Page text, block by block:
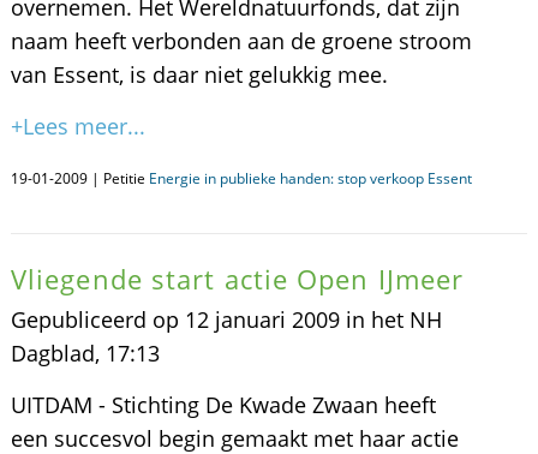
overnemen. Het Wereldnatuurfonds, dat zijn
naam heeft verbonden aan de groene stroom
van Essent, is daar niet gelukkig mee.
+Lees meer...
19-01-2009 | Petitie Energie in publieke handen: stop verkoop Essent
Vliegende start actie Open IJmeer
Gepubliceerd op 12 januari 2009 in het NH
Dagblad, 17:13
UITDAM - Stichting De Kwade Zwaan heeft
een succesvol begin gemaakt met haar actie